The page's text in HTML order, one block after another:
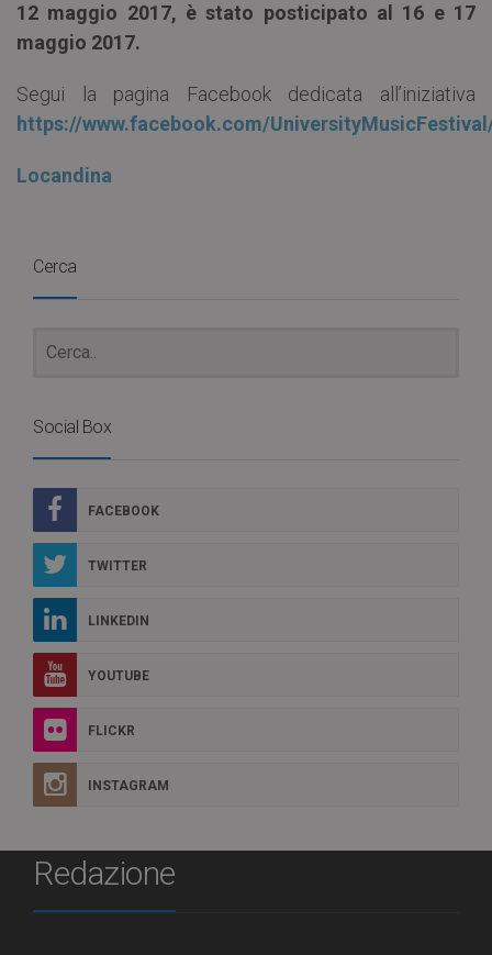
12 maggio 2017, è stato posticipato al 16 e 17
maggio 2017.
Segui la pagina Facebook dedicata all’iniziativa
https://www.facebook.com/
Locandina
Cerca
Social Box
FACEBOOK
TWITTER
LINKEDIN
YOUTUBE
FLICKR
INSTAGRAM
Redazione